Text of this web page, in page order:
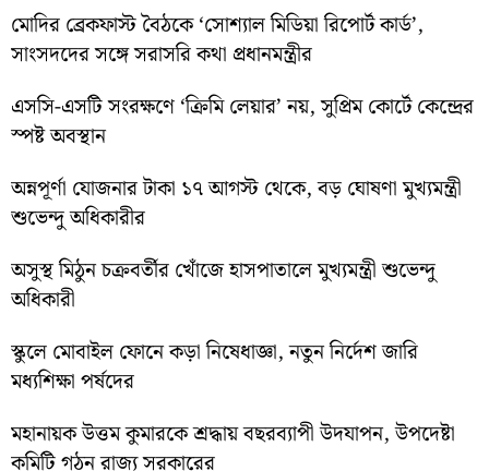
মোদির ব্রেকফাস্ট বৈঠকে ‘সোশ্যাল মিডিয়া রিপোর্ট কার্ড’,
সাংসদদের সঙ্গে সরাসরি কথা প্রধানমন্ত্রীর
এসসি-এসটি সংরক্ষণে ‘ক্রিমি লেয়ার’ নয়, সুপ্রিম কোর্টে কেন্দ্রের
স্পষ্ট অবস্থান
অন্নপূর্ণা যোজনার টাকা ১৭ আগস্ট থেকে, বড় ঘোষণা মুখ্যমন্ত্রী
শুভেন্দু অধিকারীর
অসুস্থ মিঠুন চক্রবর্তীর খোঁজে হাসপাতালে মুখ্যমন্ত্রী শুভেন্দু
অধিকারী
স্কুলে মোবাইল ফোনে কড়া নিষেধাজ্ঞা, নতুন নির্দেশ জারি
মধ্যশিক্ষা পর্ষদের
মহানায়ক উত্তম কুমারকে শ্রদ্ধায় বছরব্যাপী উদযাপন, উপদেষ্টা
কমিটি গঠন রাজ্য সরকারের